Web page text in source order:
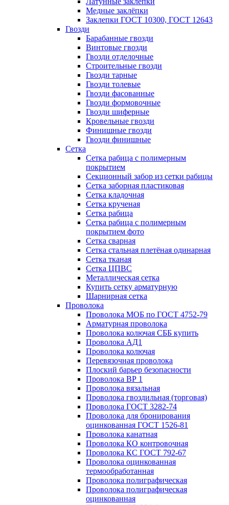
Медные заклёпки
Заклепки ГОСТ 10300, ГОСТ 12643
Гвозди
Барабанные гвозди
Винтовые гвозди
Гвозди отделочные
Строительные гвозди
Гвозди тарные
Гвозди толевые
Гвозди фасованные
Гвозди формовочные
Гвозди шиферные
Кровельные гвозди
Финишные гвозди
Гвозди финишные
Сетка
Сетка рабица с полимерным
покрытием
Секционный забор из сетки рабицы
Сетка заборная пластиковая
Сетка кладочная
Сетка крученая
Сетка рабица
Сетка рабица с полимерным
покрытием фото
Сетка сварная
Сетка стальная плетёная одинарная
Сетка тканая
Сетка ЦПВС
Металлическая сетка
Купить сетку арматурную
Шарнирная сетка
Проволока
Проволока МОБ по ГОСТ 4752-79
Арматурная проволока
Проволока колючая СББ купить
Проволока АД1
Проволока колючая
Перевязочная проволока
Плоский барьер безопасности
Проволока ВР 1
Проволока вязальная
Проволока гвоздильная (торговая)
Проволока ГОСТ 3282-74
Проволока для бронирования
оцинкованная ГОСТ 1526-81
Проволока канатная
Проволока КО контровочная
Проволока КС ГОСТ 792-67
Проволока оцинкованная
термообработанная
Проволока полиграфическая
Проволока полиграфическая
оцинкованная